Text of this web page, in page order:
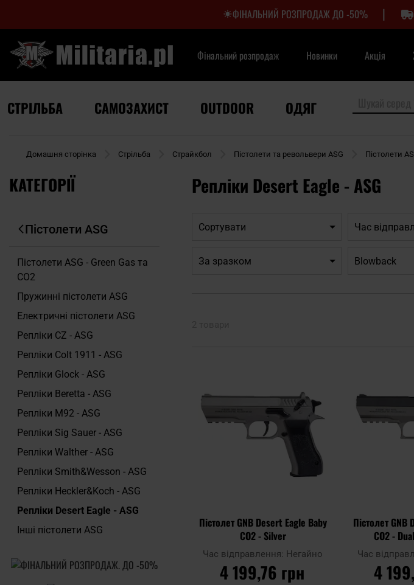
ФІНАЛЬНИЙ РОЗПРОДАЖ ДО -50% |
Фінальний розпродаж Новинки Акція
СТРІЛЬБА САМОЗАХИСТ OUTDOOR ОДЯГ
Домашня сторінка Стрільба Страйкбол Пістолети та револьвери ASG Пістолети
Репліки Desert Eagle - ASG
КАТЕГОРІЇ
Пістолети ASG
Пістолети ASG - Green Gas та
CO2
Пружинні пістолети ASG
Електричні пістолети ASG
Репліки CZ - ASG
Репліки Colt 1911 - ASG
Репліки Glock - ASG
Репліки Beretta - ASG
Репліки M92 - ASG
Репліки Sig Sauer - ASG
Репліки Walther - ASG
Репліки Smith&Wesson - ASG
Репліки Heckler&Koch - ASG
Репліки Desert Eagle - ASG
Інші пістолети ASG
Сортувати Час
За зразком Blowback
списку
уподобань
Пістолет GNB Desert Eagle Baby
CO2 - Silver
Час відправлення: Негайно
4 199,76 грн
Пістолет
CO2 -
Час
4